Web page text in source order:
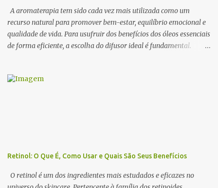
naturais extraídas de flores, madeiras, especiarias e resinas que
possuem propriedades capa...
A aromaterapia tem sido cada vez mais utilizada como um
recurso natural para promover bem-estar, equilíbrio emocional e
qualidade de vida. Para usufruir dos benefícios dos óleos essenciais
de forma eficiente, a escolha do difusor ideal é fundamental.
aromatização, na dispersão das moléculas dos óleos e até na
permitem que os óleos essenciais sejam dispersos no ar,
promovendo efeitos terapêuticos, relaxamento, concentração e até
purificação do ambiente . 🔹 Principais benefícios do uso de
difusores: ✔ Melhora a qualidade do ar → Alguns óleos essenciais
Retinol: O Que É, Como Usar e Quais São Seus Benefícios
O retinol é um dos ingredientes mais estudados e eficazes no